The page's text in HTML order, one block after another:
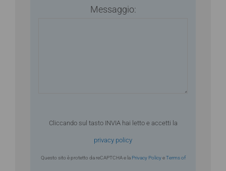
Messaggio:
Cliccando sul tasto INVIA hai letto e accetti la
privacy policy
Questo sito è protetto da reCAPTCHA e la Privacy PolicyeTerms of